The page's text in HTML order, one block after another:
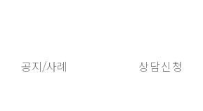
공지/사례 상담신청